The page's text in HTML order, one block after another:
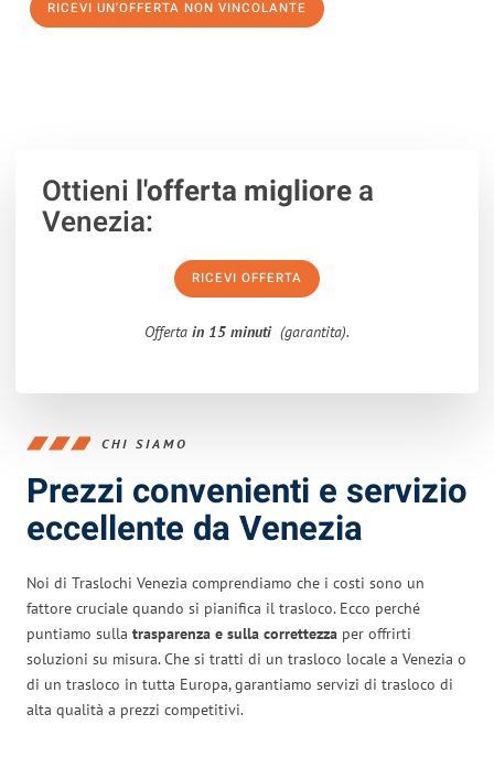
RICEVI UN'OFFERTA NON VINCOLANTE
Ottieni l'offerta migliorea
Venezia:
RICEVI OFFERTA
Offerta in 15 minuti (garantita).
CHI SIAMO
Prezzi convenienti e servizio
eccellente da Venezia
Noi di Traslochi Venezia comprendiamo che i costi sono un
fattore cruciale quando si pianifica il trasloco. Ecco perché
puntiamo sulla trasparenza e sulla correttezza per offrirti
soluzioni su misura. Che si tratti di un trasloco locale a Venezia o
di un trasloco in tutta Europa, garantiamo servizi di trasloco di
alta qualità a prezzi competitivi.